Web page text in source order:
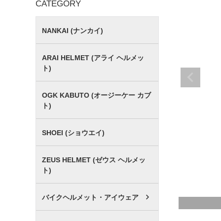
CATEGORY
NANKAI (ナンカイ)
ARAI HELMET (アライ ヘルメッ
ト)
OGK KABUTO (オージーケー カブ
ト)
SHOEI (ショウエイ)
ZEUS HELMET (ゼウス ヘルメッ
ト)
バイクヘルメット・アイウェア